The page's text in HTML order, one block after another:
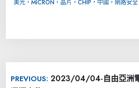
美光，MICRON，晶片，CHIP，中國，網路安全
PREVIOUS: 2023/04/04-自由亞洲